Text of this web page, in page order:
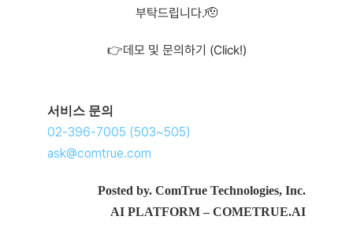
부탁드립니다.🫡
👉데모 및 문의하기 (Click!)
서비스 문의
02-396-7005 (503~505)
ask@comtrue.com
Posted by. ComTrue Technologies, Inc.
AI PLATFORM – COMETRUE.AI